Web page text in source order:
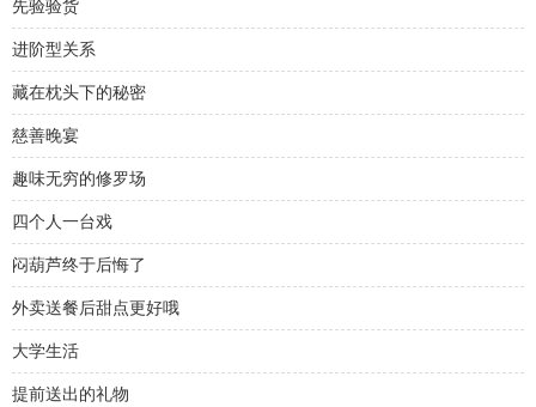
先验验货
进阶型关系
藏在枕头下的秘密
慈善晚宴
趣味无穷的修罗场
四个人一台戏
闷葫芦终于后悔了
外卖送餐后甜点更好哦
大学生活
提前送出的礼物